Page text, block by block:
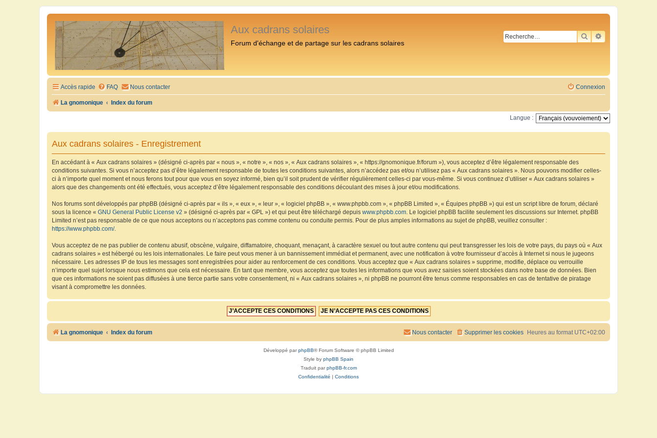
Aux cadrans solaires
Forum d'échange et de partage sur les cadrans solaires
RECHERCHER
RECHERCHE
Accès rapide FAQ Nous contacter Connexion
La gnomonique Index du forum
Langue :
Aux cadrans solaires - Enregistrement
En accédant à « Aux cadrans solaires » (désigné ci-après par « nous », « notre », « nos », « Aux cadrans solaires », « https://gnomonique.fr/forum »), vous acceptez d’être légalement responsable des
conditions suivantes. Si vous n’acceptez pas d’être légalement responsable de toutes les conditions suivantes, alors n’accédez pas et/ou n’utilisez pas « Aux cadrans solaires ». Nous pouvons modifier celles-
ci à n’importe quel moment et nous ferons tout pour que vous en soyez informé, bien qu’il soit prudent de vérifier régulièrement celles-ci par vous-même. Si vous continuez d’utiliser « Aux cadrans solaires »
alors que des changements ont été effectués, vous acceptez d’être légalement responsable des conditions découlant des mises à jour et/ou modifications.
Nos forums sont développés par phpBB (désigné ci-après par « ils », « eux », « leur », « logiciel phpBB », « www.phpbb.com », « phpBB Limited », « Équipes phpBB ») qui est un script libre de forum, déclaré
sous la licence « GNU General Public License v2 » (désigné ci-après par « GPL ») et qui peut être téléchargé depuis www.phpbb.com . Le logiciel phpBB facilite seulement les discussions sur Internet. phpBB
Limited n’est pas responsable de ce que nous acceptons ou n’acceptons pas comme contenu ou conduite permis. Pour de plus amples informations au sujet de phpBB, veuillez consulter :
https://www.phpbb.com/.
Vous acceptez de ne pas publier de contenu abusif, obscène, vulgaire, diffamatoire, choquant, menaçant, à caractère sexuel ou tout autre contenu qui peut transgresser les lois de votre pays, du pays où « Aux
cadrans solaires » est hébergé ou les lois internationales. Le faire peut vous mener à un bannissement immédiat et permanent, avec une notification à votre fournisseur d’accès à Internet si nous le jugeons
nécessaire. Les adresses IP de tous les messages sont enregistrées pour aider au renforcement de ces conditions. Vous acceptez que « Aux cadrans solaires » supprime, modifie, déplace ou verrouille
n’importe quel sujet lorsque nous estimons que cela est nécessaire. En tant que membre, vous acceptez que toutes les informations que vous avez saisies soient stockées dans notre base de données. Bien
que ces informations ne soient pas diffusées à une tierce partie sans votre consentement, ni « Aux cadrans solaires », ni phpBB ne pourront être tenus comme responsables en cas de tentative de piratage
visant à compromettre les données.
La gnomonique Index du forum Heures au format UTC+02:00
Supprimer les cookies
Nous contacter
Développé parphpBB® Forum Software © phpBB Limited
Style by phpBB Spain
Traduit parphpBB-fr.com
Confidentialité | Conditions